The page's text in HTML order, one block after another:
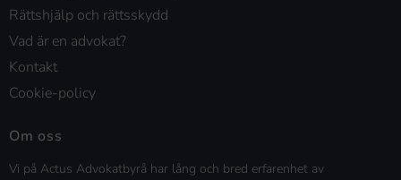
Rättshjälp och rättsskydd
Vad är en advokat?
Kontakt
Cookie-policy
Om oss
Vi på Actus Advokatbyrå har lång och bred erfarenhet av